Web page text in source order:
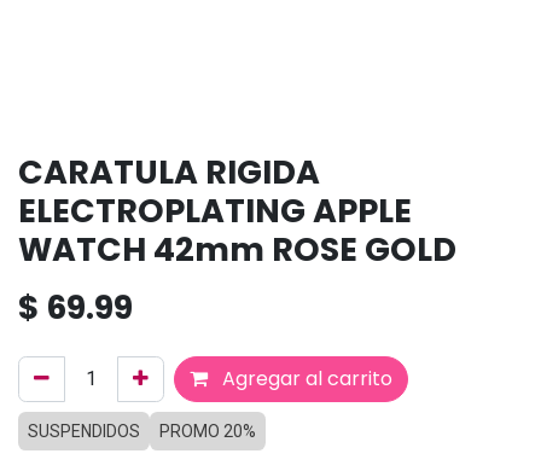
CARATULA RIGIDA
ELECTROPLATING APPLE
WATCH 42mm ROSE GOLD
$ 69.99
Agregar al carrito
SUSPENDIDOS PROMO 20%